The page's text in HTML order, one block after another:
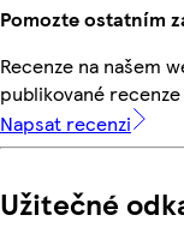
Pomozte ostatním
Recenze na našem
publikované
Napsat recenzi
Užitečné